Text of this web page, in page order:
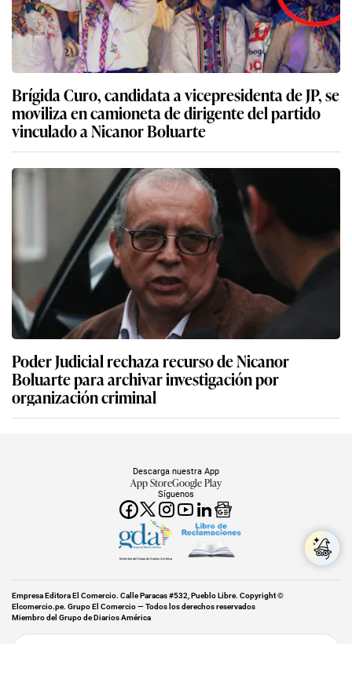
Brígida Curo, candidata a vicepresidenta de JP, se
moviliza en camioneta de dirigente del partido
vinculado a Nicanor Boluarte
Poder Judicial rechaza recurso de Nicanor
Boluarte para archivar investigación por
organización criminal
Síguenos
Descarga nuestra App
App StoreGoogle Play
Miembro del Grupo de Diarios América
Empresa Editora El Comercio. Calle Paracas #532, Pueblo Libre. Copyright ©
Elcomercio.pe. Grupo El Comercio — Todos los derechos reservados
Miembro del Grupo de Diarios América